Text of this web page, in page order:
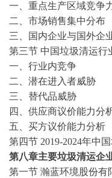
一、重点生产区域竞争
二、市场销售集中分布
三、国内企业与国外企
第三节 中国垃圾清运行
一、行业内竞争
二、潜在进入者威胁
三、替代品威胁
四、供应商议价能力分
五、买方议价能力分析
第四节 2019-2024年中
第八章主要垃圾清运企
第一节 瀚蓝环境股份有